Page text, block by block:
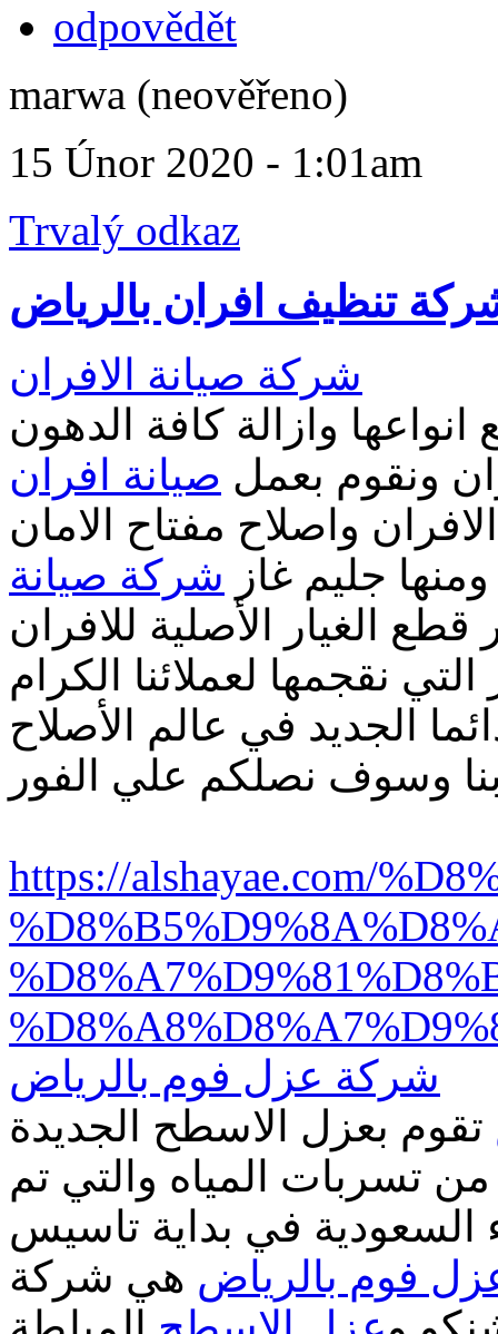
odpovědět
marwa (neověřeno)
15 Únor 2020 - 1:01am
Trvalý odkaz
تنظيف افران بالرياض
شركة صيانة الافران
انواعها وازالة كافة الدهون
ونقوم بعمل صيانة افران
واصلاح مفتاح الامان
جليم غاز شركة صيانة
الغيار الأصلية للافران
الجديد في عالم الأصلاح
https://alshayae.com/
شركة عزل فوم بالرياض
تقوم بعزل الاسطح الجديدة
تسربات المياه والتي تم
السعودية في بداية تاسيس
فوم بالرياض هي شركة